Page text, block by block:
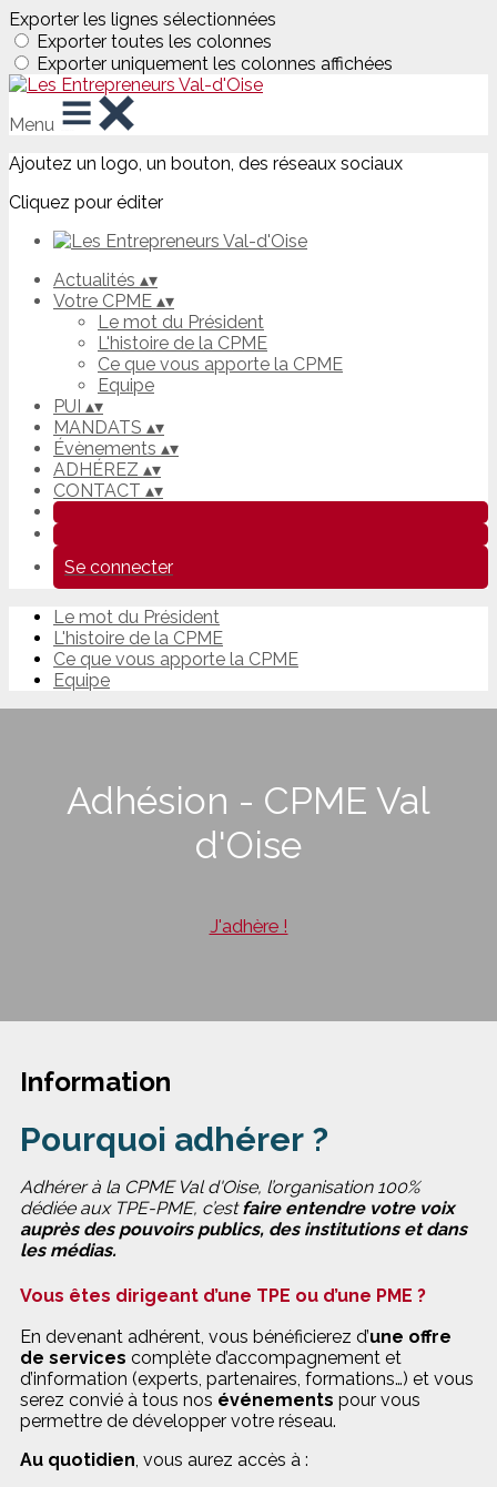
Exporter les lignes sélectionnées
Exporter toutes les colonnes
Exporter uniquement les colonnes affichées
Menu
Ajoutez un logo, un bouton, des réseaux sociaux
Cliquez pour éditer
Actualités ▴▾
Votre CPME ▴▾
Le mot du Président
L'histoire de la CPME
Ce que vous apporte la CPME
Equipe
PUI ▴▾
MANDATS ▴▾
Évènements ▴▾
ADHÉREZ ▴▾
CONTACT ▴▾
Se connecter
Le mot du Président
L'histoire de la CPME
Ce que vous apporte la CPME
Equipe
Adhésion - CPME Val
d'Oise
J'adhère !
Information
Pourquoi adhérer ?
Adhérer à la CPME Val d'Oise, l’organisation 100%
dédiée aux TPE-PME, c’estfaire entendre votre voix
auprès des pouvoirs publics, des institutions et dans
les médias.
Vous êtes dirigeant d’une TPE ou d’une PME ?
En devenant adhérent, vous bénéficierez d’une offre
de services complète d’accompagnement et
d’information (experts, partenaires, formations…) et vous
serez convié à tous nos événements pour vous
permettre de développer votre réseau.
Au quotidien, vous aurez accès à :